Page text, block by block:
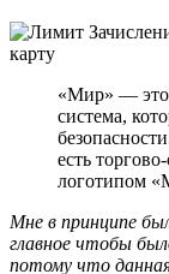
«Мир» — это
система,
есть
логотипом
Мне в принципе
главное чтобы
потому что